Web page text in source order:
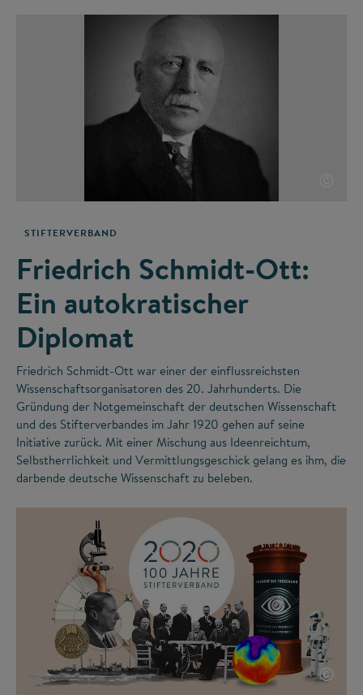
STIFTERVERBAND
Friedrich Schmidt-Ott:
Ein autokratischer
Diplomat
Friedrich Schmidt-Ott war einer der einflussreichsten
Wissenschaftsorganisatoren des 20. Jahrhunderts. Die
Gründung der Notgemeinschaft der deutschen Wissenschaft
und des Stifterverbandes im Jahr 1920 gehen auf seine
Initiative zurück. Mit einer Mischung aus Ideenreichtum,
Selbstherrlichkeit und Vermittlungsgeschick gelang es ihm, die
darbende deutsche Wissenschaft zu beleben.
©